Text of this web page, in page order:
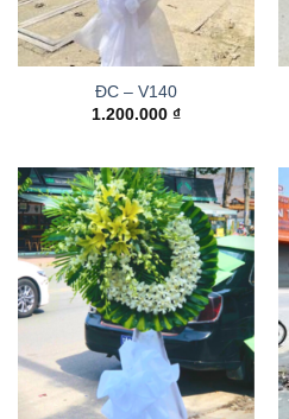
ĐC – V140
1.200.000 ₫